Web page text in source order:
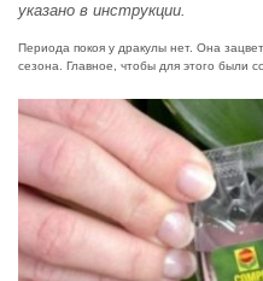
указано в инструкции.
Периода покоя у дракулы нет. Она
сезона. Главное, чтобы для этого были